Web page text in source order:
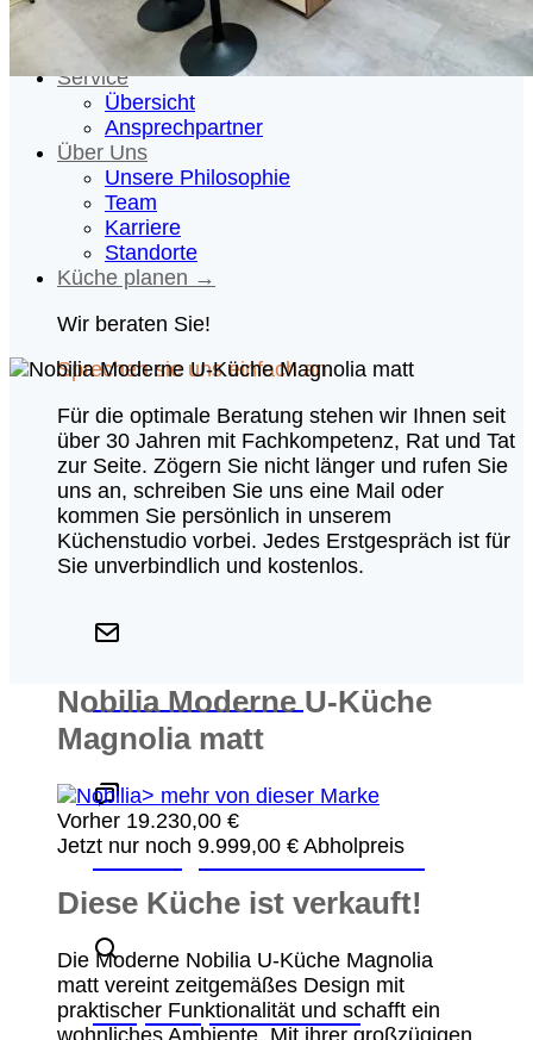
Badezimmer
Referenzen
Service
Übersicht
Ansprechpartner
Über Uns
Unsere Philosophie
Team
Karriere
Standorte
Küche planen →
Wir beraten Sie!
Sprechen sie uns einfach an.
Für die optimale Beratung stehen wir Ihnen seit
über 30 Jahren mit Fachkompetenz, Rat und Tat
zur Seite. Zögern Sie nicht länger und rufen Sie
uns an, schreiben Sie uns eine Mail oder
kommen Sie persönlich in unserem
Küchenstudio vorbei. Jedes Erstgespräch ist für
Sie unverbindlich und kostenlos.
Schreiben Sie uns
Beratungstermin vereinbaren
Ansprechpartner finden
Nobilia Moderne U-Küche
Magnolia matt
> mehr von dieser Marke
Vorher 19.230,00 €
Jetzt nur noch 9.999,00 € Abholpreis
Diese Küche ist verkauft!
Die Moderne Nobilia U-Küche Magnolia
matt vereint zeitgemäßes Design mit
praktischer Funktionalität und schafft ein
wohnliches Ambiente. Mit ihrer großzügigen